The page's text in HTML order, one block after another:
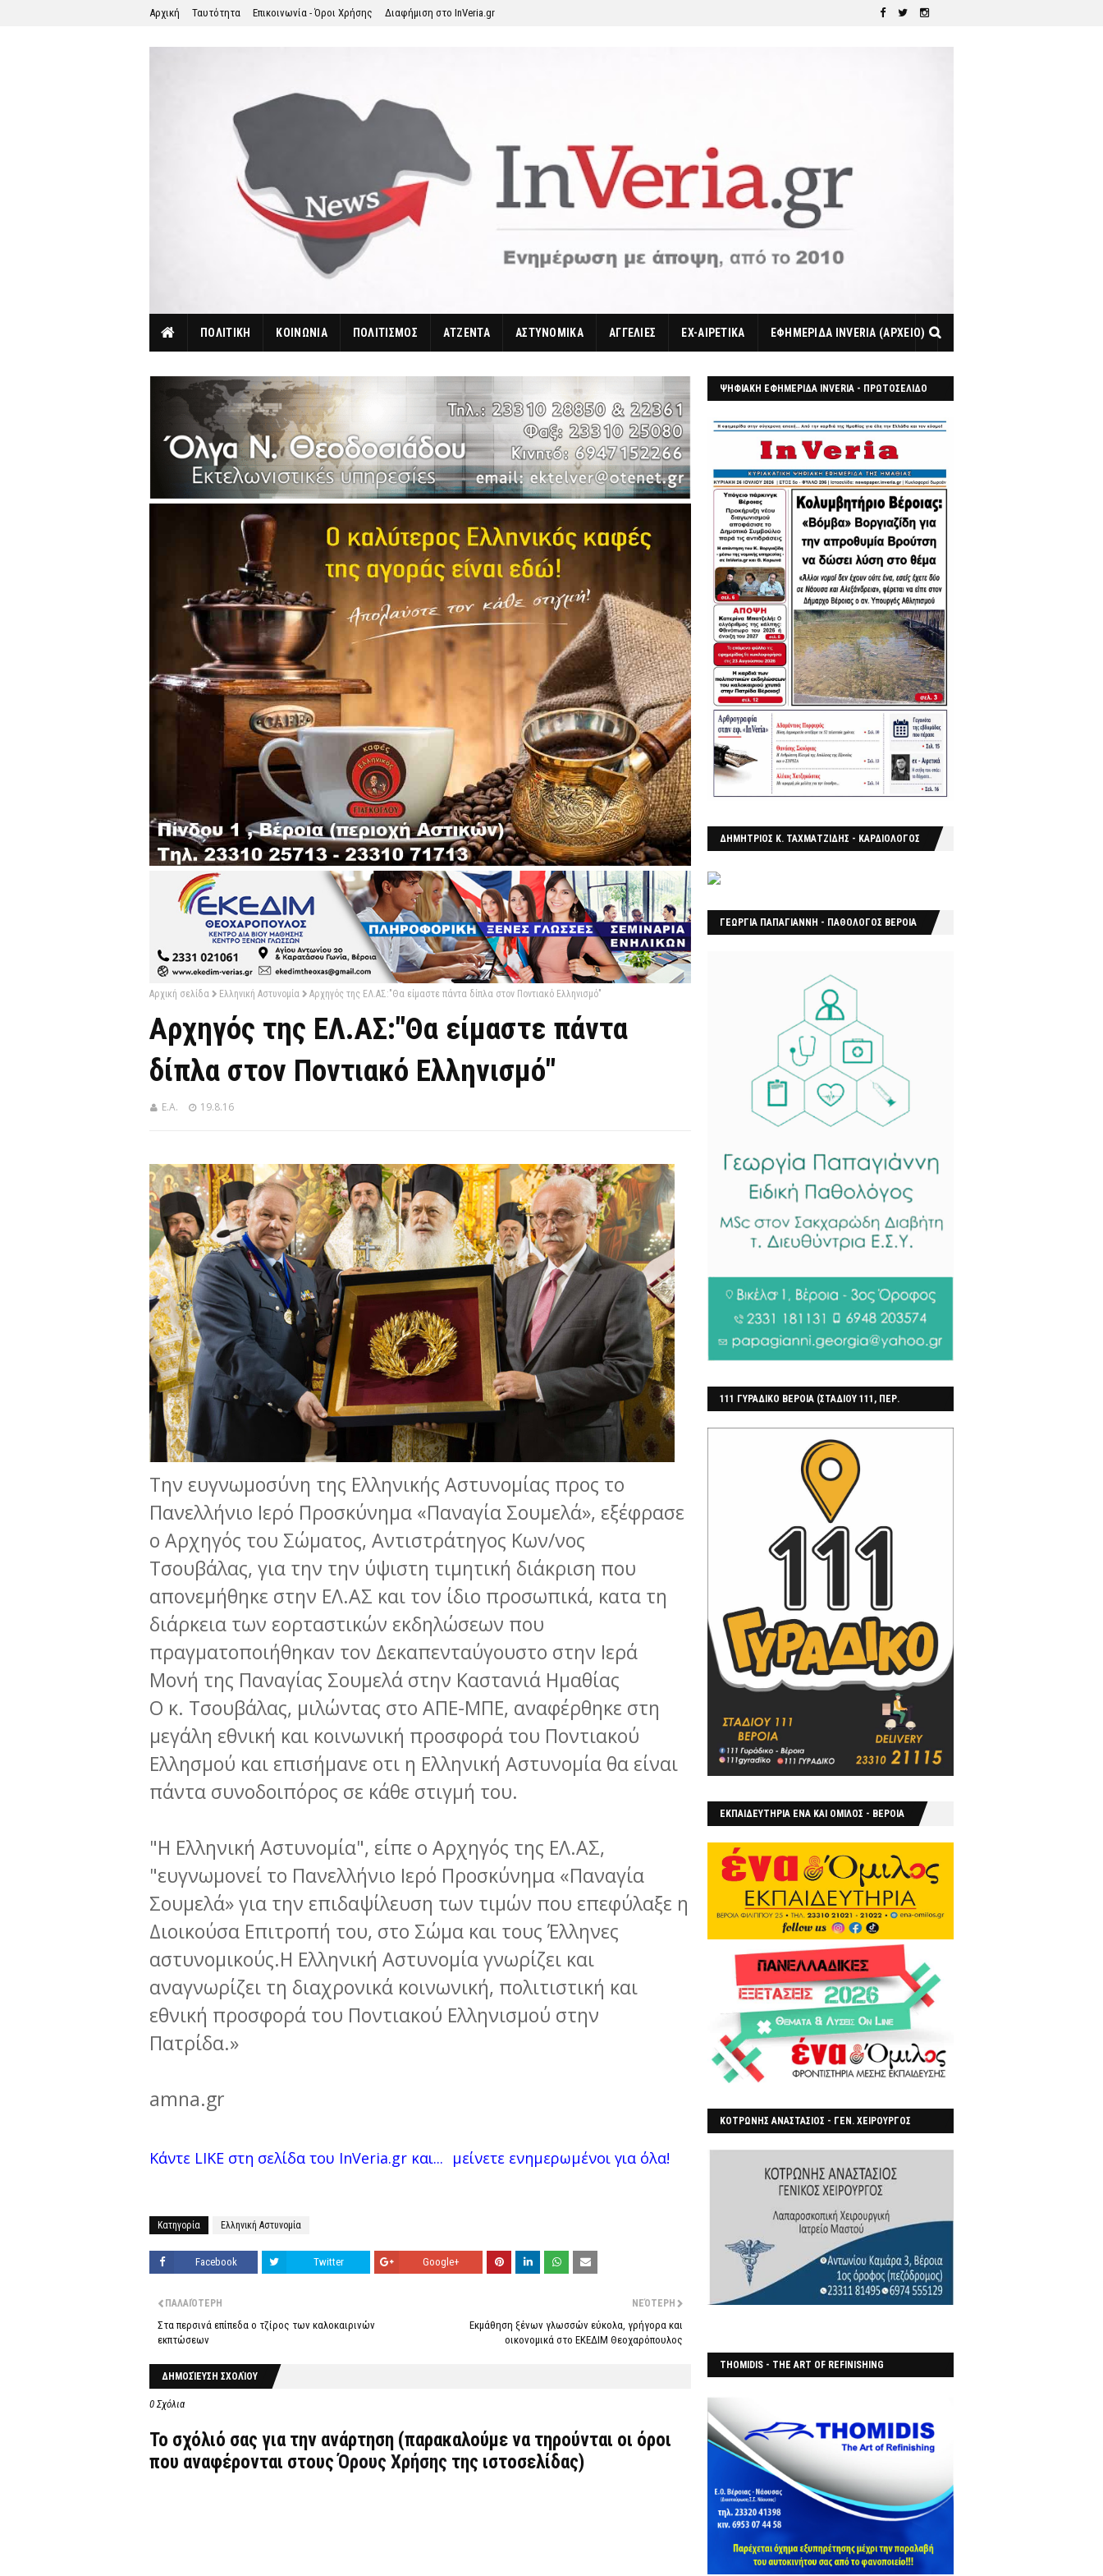
Αρχική Ταυτότητα Επικοινωνία - Όροι Χρήσης Διαφήμιση στο InVeria.gr
ΠΟΛΙΤΙΚΗ ΚΟΙΝΩΝΙΑ ΠΟΛΙΤΙΣΜΟΣ ΑΤΖΕΝΤΑ ΑΣΤΥΝΟΜΙΚΑ ΑΓΓΕΛΙΕΣ EX-ΑΙΡΕΤΙΚΑ ΕΦΗΜΕΡΙΔΑ INVERIA (ΑΡΧΕΙΟ)
Αρχική σελίδα Ελληνική Αστυνομία Αρχηγός της ΕΛ.ΑΣ:"Θα είμαστε πάντα δίπλα στον Ποντιακό Ελληνισμό"
Αρχηγός της ΕΛ.ΑΣ:"Θα είμαστε πάντα
δίπλα στον Ποντιακό Ελληνισμό"
Ε.Α. 19.8.16
Την ευγνωμοσύνη της Ελληνικής Αστυνομίας προς το
Πανελλήνιο Ιερό Προσκύνημα «Παναγία Σουμελά», εξέφρασε
ο Αρχηγός του Σώματος, Αντιστράτηγος Κων/νος
Τσουβάλας, για την την ύψιστη τιμητική διάκριση που
απονεμήθηκε στην ΕΛ.ΑΣ και τον ίδιο προσωπικά, κατα τη
διάρκεια των εορταστικών εκδηλώσεων που
πραγματοποιήθηκαν τον Δεκαπενταύγουστο στην Ιερά
Μονή της Παναγίας Σουμελά στην Καστανιά Ημαθίας
Ο κ. Τσουβάλας, μιλώντας στο ΑΠΕ-ΜΠΕ, αναφέρθηκε στη
μεγάλη εθνική και κοινωνική προσφορά του Ποντιακού
Ελλησμού και επισήμανε οτι η Ελληνική Αστυνομία θα είναι
πάντα συνοδοιπόρος σε κάθε στιγμή του.
"Η Ελληνική Αστυνομία", είπε ο Αρχηγός της ΕΛ.ΑΣ,
"ευγνωμονεί το Πανελλήνιο Ιερό Προσκύνημα «Παναγία
Σουμελά» για την επιδαψίλευση των τιμών που επεφύλαξε η
Διοικούσα Επιτροπή του, στο Σώμα και τους Έλληνες
αστυνομικούς.Η Ελληνική Αστυνομία γνωρίζει και
αναγνωρίζει τη διαχρονικά κοινωνική, πολιτιστική και
εθνική προσφορά του Ποντιακού Ελληνισμού στην
Πατρίδα.»
amna.gr
Κάντε LIKE στη σελίδα του InVeria.gr και... μείνετε ενημερωμένοι για όλα!
Κατηγορία Ελληνική Αστυνομία
Facebook Twitter Google+
ΝΕΌΤΕΡΗ
Εκμάθηση ξένων γλωσσών εύκολα, γρήγορα και
οικονομικά στο ΕΚΕΔΙΜ Θεοχαρόπουλος
ΠΑΛΑΙΌΤΕΡΗ
Στα περσινά επίπεδα ο τζίρος των καλοκαιρινών
εκπτώσεων
ΔΗΜΟΣΊΕΥΣΗ ΣΧΟΛΊΟΥ
0 Σχόλια
Το σχόλιό σας για την ανάρτηση (παρακαλούμε να τηρούνται οι όροι
που αναφέρονται στουςΌρους Χρήσης της ιστοσελίδας)
ΨΗΦΙΑΚΗ ΕΦΗΜΕΡΙΔΑ INVERIA - ΠΡΩΤΟΣΕΛΙΔΟ
ΔΗΜΗΤΡΙΟΣ Κ. ΤΑΧΜΑΤΖΙΔΗΣ - ΚΑΡΔΙΟΛΟΓΟΣ
ΓΕΩΡΓΙΑ ΠΑΠΑΓΙΑΝΝΗ - ΠΑΘΟΛΟΓΟΣ ΒΕΡΟΙΑ
111 ΓΥΡΑΔΙΚΟ ΒΕΡΟΙΑ (ΣΤΑΔΙΟΥ 111, ΠΕΡ.
ΕΚΠΑΙΔΕΥΤΗΡΙΑ ΕΝΑ ΚΑΙ ΟΜΙΛΟΣ - ΒΕΡΟΙΑ
ΚΟΤΡΩΝΗΣ ΑΝΑΣΤΑΣΙΟΣ - ΓΕΝ. ΧΕΙΡΟΥΡΓΟΣ
THOMIDIS - THE ART OF REFINISHING